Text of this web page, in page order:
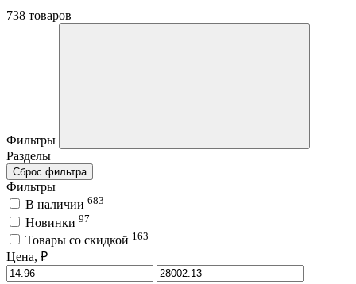
738 товаров
Фильтры
Разделы
Сброс фильтра
Фильтры
В наличии 683
Новинки 97
Товары со скидкой 163
Цена, ₽